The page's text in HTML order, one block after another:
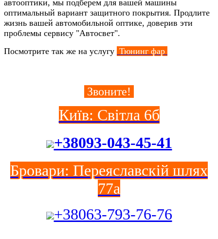
автооптики, мы подберем для вашей машины
оптимальный вариант защитного покрытия. Продлите
жизнь вашей автомобильной оптике, доверив эти
проблемы сервису "Автосвет".
Посмотрите так же на услугу Тюнинг фар
Звоните!
Київ: Світла 6б
+38093-043-45-41
Бровари: Переяславскій шлях
77а
+38063-793-76-76